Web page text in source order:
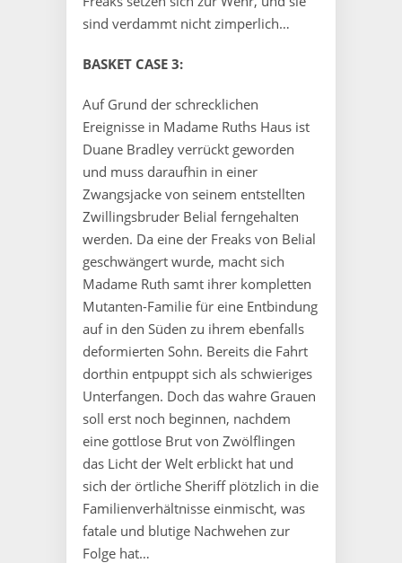
sind verdammt nicht zimperlich…
BASKET CASE 3:
Auf Grund der schrecklichen
Ereignisse in Madame Ruths Haus ist
Duane Bradley verrückt geworden
und muss daraufhin in einer
Zwangsjacke von seinem entstellten
Zwillingsbruder Belial ferngehalten
werden. Da eine der Freaks von Belial
geschwängert wurde, macht sich
Madame Ruth samt ihrer kompletten
Mutanten-Familie für eine Entbindung
auf in den Süden zu ihrem ebenfalls
deformierten Sohn. Bereits die Fahrt
dorthin entpuppt sich als schwieriges
Unterfangen. Doch das wahre Grauen
soll erst noch beginnen, nachdem
eine gottlose Brut von Zwölflingen
das Licht der Welt erblickt hat und
sich der örtliche Sheriff plötzlich in die
Familienverhältnisse einmischt, was
fatale und blutige Nachwehen zur
Folge hat…